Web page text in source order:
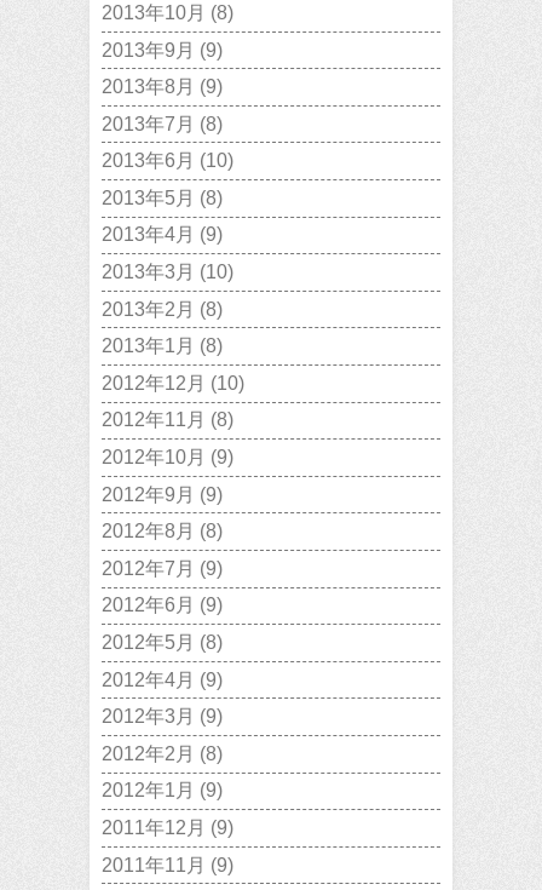
2013年10月 (8)
2013年9月 (9)
2013年8月 (9)
2013年7月 (8)
2013年6月 (10)
2013年5月 (8)
2013年4月 (9)
2013年3月 (10)
2013年2月 (8)
2013年1月 (8)
2012年12月 (10)
2012年11月 (8)
2012年10月 (9)
2012年9月 (9)
2012年8月 (8)
2012年7月 (9)
2012年6月 (9)
2012年5月 (8)
2012年4月 (9)
2012年3月 (9)
2012年2月 (8)
2012年1月 (9)
2011年12月 (9)
2011年11月 (9)